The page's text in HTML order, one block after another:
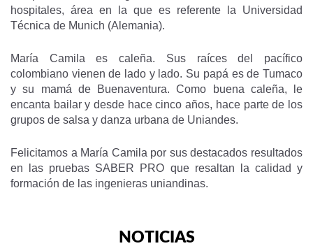
hospitales, área en la que es referente la Universidad
Técnica de Munich (Alemania).
María Camila es caleña. Sus raíces del pacífico
colombiano vienen de lado y lado. Su papá es de Tumaco
y su mamá de Buenaventura. Como buena caleña, le
encanta bailar y desde hace cinco años, hace parte de los
grupos de salsa y danza urbana de Uniandes.
Felicitamos a María Camila por sus destacados resultados
en las pruebas SABER PRO que resaltan la calidad y
formación de las ingenieras uniandinas.
NOTICIAS